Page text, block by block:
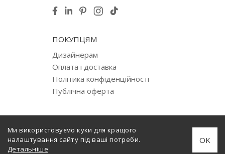
ПОКУПЦЯМ
Дизайнерам
Оплата і доставка
Політика конфіденційності
Публічна оферта
© 2012–2026 Levantin design. Copyright. All Rights Reserved.
Ми використовуємо куки для кращого
налаштування сайту під ваші потреби.
Детальніше
OK